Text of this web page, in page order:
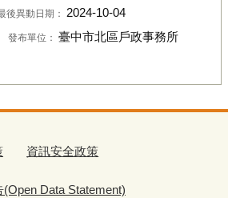
後異動日期： 2024-10-04
發布單位： 臺中市北區戶政事務所
資訊安全政策
Data Statement)